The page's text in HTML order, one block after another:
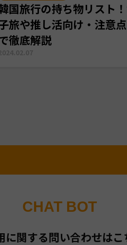
国旅行の持ち物リスト
旅や推し活向け・注意
徹底解説
CHAT BOT
に関する問い合わせはこ